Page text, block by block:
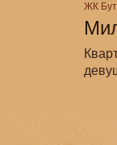
ЖК